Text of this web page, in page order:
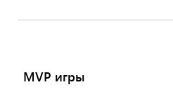
MVP игры